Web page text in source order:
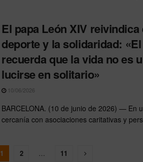
El papa León XIV reivindica
deporte y la solidaridad:
recuerda que la vida no es
lucirse en solitario»
10/06/2026
BARCELONA. (10 de junio de 2026) — En
cercanía con asociaciones caritativas y
1 2 11